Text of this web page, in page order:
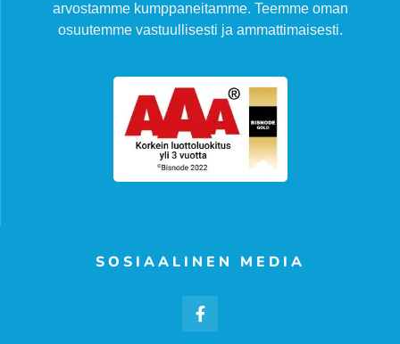
arvostamme kumppaneitamme. Teemme oman
osuutemme vastuullisesti ja ammattimaisesti.
SOSIAALINEN MEDIA